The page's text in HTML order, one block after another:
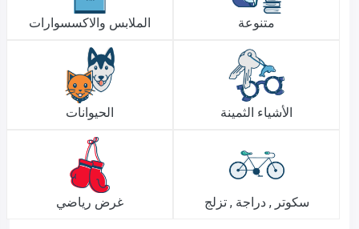
الملابس والاكسسوارات متنوعة
الحيوانات الأشياء الثمينة
غرض رياضي سكوتر , دراجة , تزلج